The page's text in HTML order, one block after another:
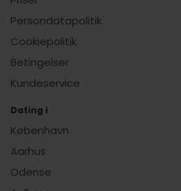
Persondatapolitik
Cookiepolitik
Betingelser
Kundeservice
Dating i
København
Aarhus
Odense